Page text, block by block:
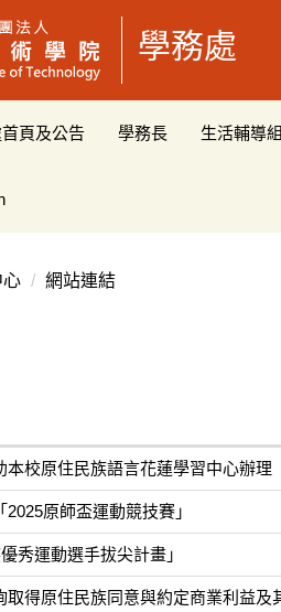
學務處
頁及公告 學務長 生活輔導組
心 網站連結
本校原住民族語言花蓮學習中心辦
原師盃運動競技賽」
秀運動選手拔尖計畫」
取得原住民族同意與約定商業利益